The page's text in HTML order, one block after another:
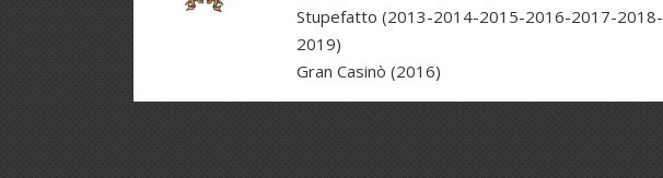
Stupefatto (2013-2014-2015-2016-2017-2018-
2019)
Gran Casinò (2016)